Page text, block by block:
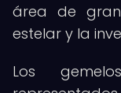
área de
estelar y la
Los